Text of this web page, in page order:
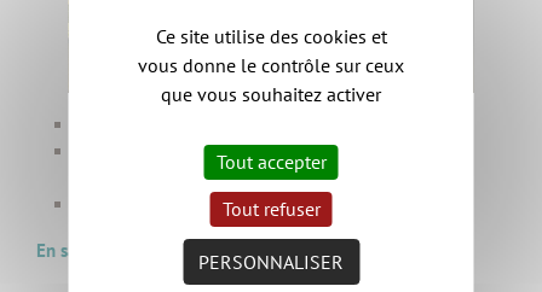
Entretien et restauration des cours d’eau, marais et
En savoir plus...
Ce site utilise des cookies et
vous donne le contrôle sur ceux
que vous souhaitez activer
Tout accepter
Tout refuser
PERSONNALISER